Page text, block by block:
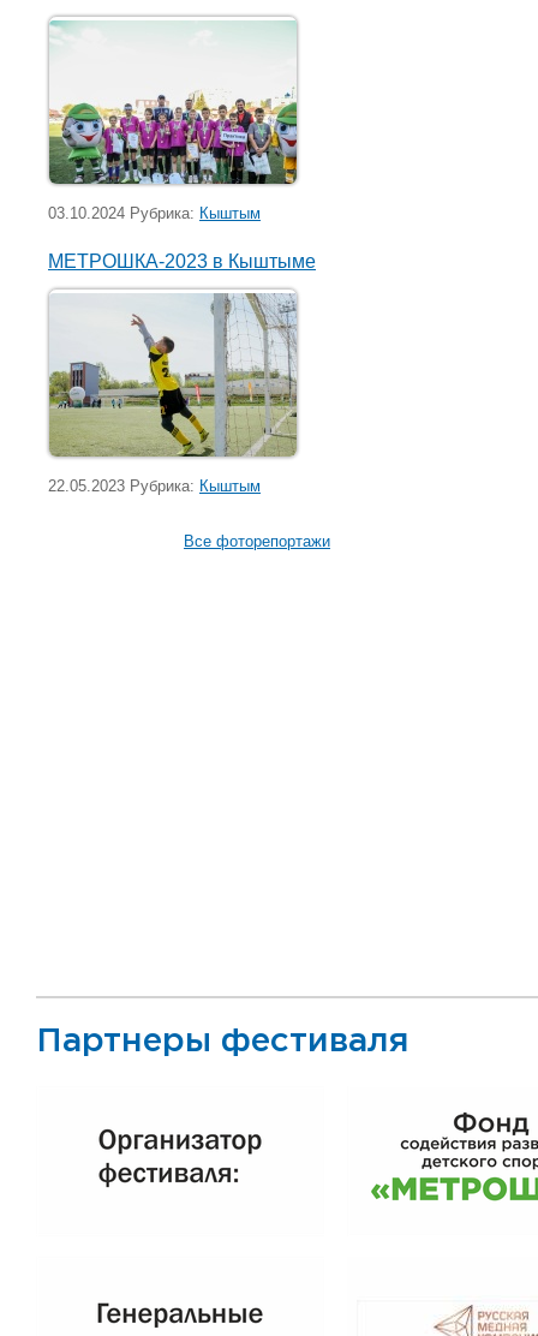
03.10.2024 Рубрика: Кыштым
МЕТРОШКА-2023 в Кыштыме
22.05.2023 Рубрика: Кыштым
Все фоторепортажи
Партнеры фестиваля